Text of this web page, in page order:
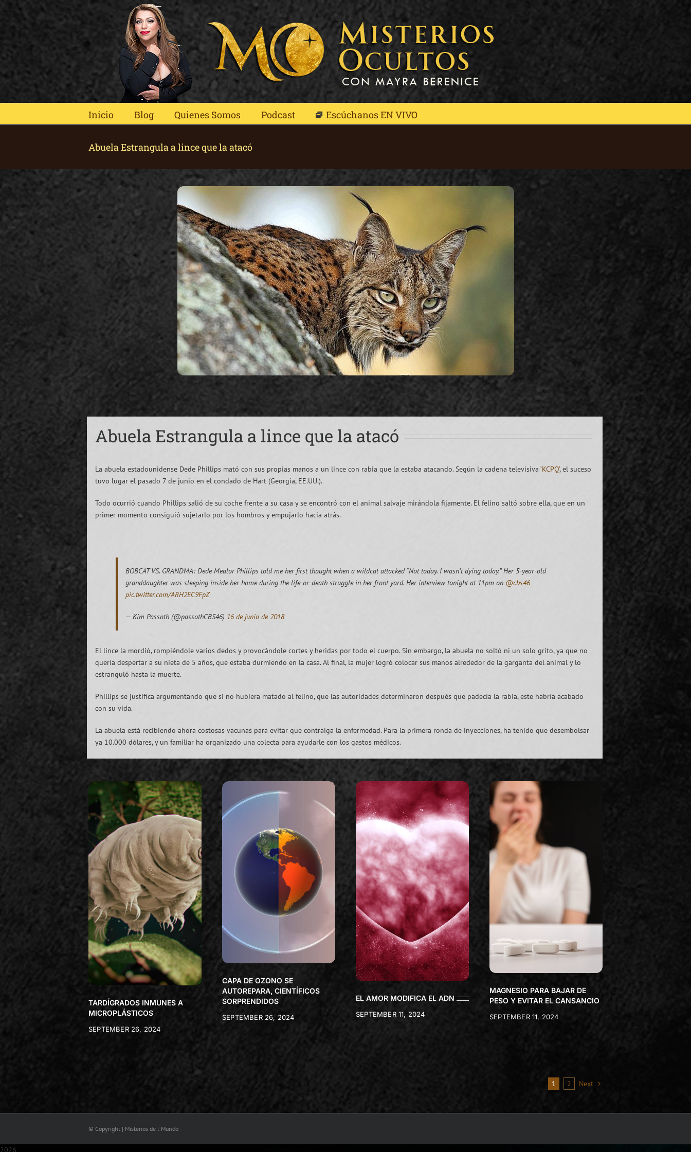
Inicio Blog Quienes Somos Podcast Escúchanos EN VIVO
Abuela Estrangula a lince que la atacó
Abuela Estrangula a lince que la atacó
La abuela estadounidense Dede Phillips mató con sus propias manos a un lince con rabia que la estaba atacando. Según la cadena televisiva ‘KCPQ’, el suceso
tuvo lugar el pasado 7 de junio en el condado de Hart (Georgia, EE.UU.).
Todo ocurrió cuando Phillips salió de su coche frente a su casa y se encontró con el animal salvaje mirándola fijamente. El felino saltó sobre ella, que en un
primer momento consiguió sujetarlo por los hombros y empujarlo hacia atrás.
BOBCAT VS. GRANDMA: Dede Mealor Phillips told me her first thought when a wildcat attacked “Not today. I wasn’t dying today.” Her 5-year-old
granddaughter was sleeping inside her home during the life-or-death struggle in her front yard. Her interview tonight at 11pm on @cbs46
pic.twitter.com/ARH2EC9FpZ
— Kim Passoth (@passothCBS46) 16 de junio de 2018
El lince la mordió, rompiéndole varios dedos y provocándole cortes y heridas por todo el cuerpo. Sin embargo, la abuela no soltó ni un solo grito, ya que no
quería despertar a su nieta de 5 años, que estaba durmiendo en la casa. Al final, la mujer logró colocar sus manos alrededor de la garganta del animal y lo
estranguló hasta la muerte.
Phillips se justifica argumentando que si no hubiera matado al felino, que las autoridades determinaron después que padecía la rabia, este habría acabado
con su vida.
La abuela está recibiendo ahora costosas vacunas para evitar que contraiga la enfermedad. Para la primera ronda de inyecciones, ha tenido que desembolsar
ya 10.000 dólares, y un familiar ha organizado una colecta para ayudarle con los gastos médicos.
TARDÍGRADOS INMUNES A
MICROPLÁSTICOS
SEPTEMBER 26, 2024
CAPA DE OZONO SE
AUTOREPARA, CIENTÍFICOS
SORPRENDIDOS
SEPTEMBER 26, 2024
EL AMOR MODIFICA EL ADN
SEPTEMBER 11, 2024
MAGNESIO PARA BAJAR DE
PESO Y EVITAR EL CANSANCIO
SEPTEMBER 11, 2024
1 2 Next
© Copyright | Misterios de l Mundo
2026